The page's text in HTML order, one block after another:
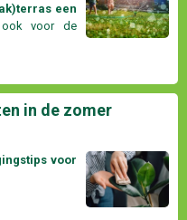
een
voor de
in de zomer
voor